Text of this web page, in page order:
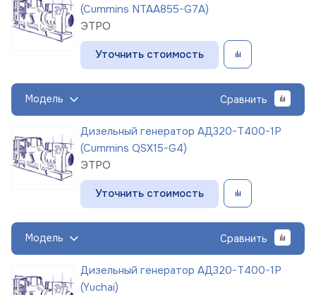
(Cummins NTAA855-G7A)
ЭТРО
Уточнить стоимость
Модель Сравнить
Дизельный генератор АД320-Т400-1Р
(Cummins QSX15-G4)
ЭТРО
Уточнить стоимость
Модель Сравнить
Дизельный генератор АД320-Т400-1Р
(Yuchai)